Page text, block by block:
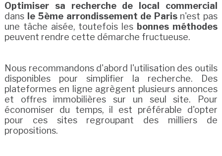
Optimiser sa recherche de local commercial
dans le 5ème arrondissement de Parisn'est pas
une tâche aisée, toutefois les bonnes méthodes
peuvent rendre cette démarche fructueuse.
Nous recommandons d'abord l'utilisation des outils
disponibles pour simplifier la recherche. Des
plateformes en ligne agrègent plusieurs annonces
et offres immobilières sur un seul site. Pour
économiser du temps, il est préférable d'opter
pour ces sites regroupant des milliers de
propositions.